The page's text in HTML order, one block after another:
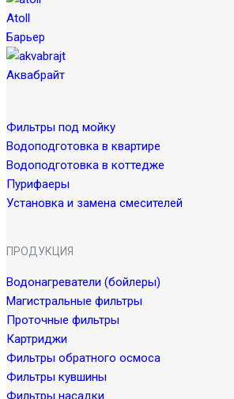
Atoll
Барьер
Аквабрайт
Фильтры под мойку
Водоподготовка в квартире
Водоподготовка в коттедже
Пурифаеры
Установка и замена смесителей
ПРОДУКЦИЯ
Водонагреватели (бойлеры)
Магистральные фильтры
Проточные фильтры
Картриджи
Фильтры обратного осмоса
Фильтры кувшины
Фильтры насадки